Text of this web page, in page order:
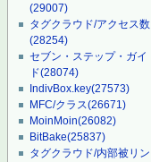
(29007)
タグクラウド/アクセス数
(28254)
セブン・ステップ・ガイ
ド(28074)
IndivBox.key(27573)
MFC/クラス(26671)
MoinMoin(26082)
BitBake(25837)
タグクラウド/内部被リン